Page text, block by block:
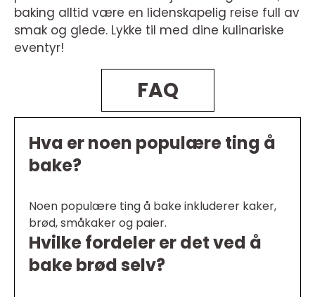
baking alltid være en lidenskapelig reise full av
smak og glede. Lykke til med dine kulinariske
eventyr!
FAQ
Hva er noen populære ting å
bake?
Noen populære ting å bake inkluderer kaker,
brød, småkaker og paier.
Hvilke fordeler er det ved å
bake brød selv?